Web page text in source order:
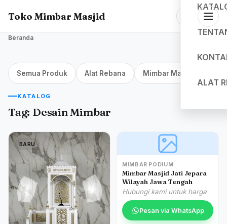
Toko Mimbar Masjid
ALAT
Beranda
Semua Produk Alat Rebana Mimbar Masjid Jakarta
KATALOG
Tag: Desain Mimbar
BARU
MIMBAR PODIUM
Mimbar Masjid Jati Jepara
Wilayah Jawa Tengah
Hubungi kami untuk harga
Pesan via WhatsApp